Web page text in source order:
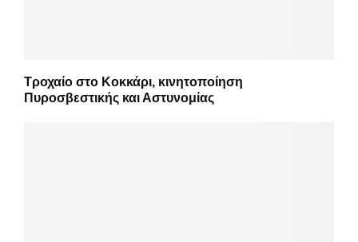
Τροχαίο στο Κοκκάρι, κινητοποίηση
Πυροσβεστικής και Αστυνομίας